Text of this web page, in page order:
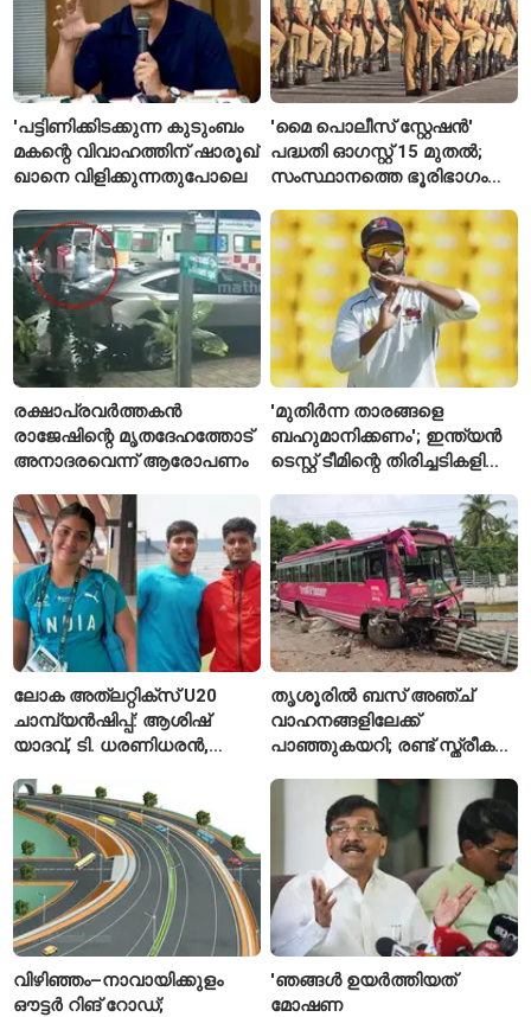
'പട്ടിണിക്കിടക്കുന്ന കുടുംബം
മകന്റെ വിവാഹത്തിന് ഷാരൂഖ്
ഖാനെ വിളിക്കുന്നതുപോലെ
'മൈ പൊലീസ് സ്റ്റേഷൻ'
പദ്ധതി ഓഗസ്റ്റ് 15 മുതൽ;
സംസ്ഥാനത്തെ ഭൂരിഭാഗം
എസ്‌ഐമാർക്ക്
രക്ഷാപ്രവർത്തകൻ
രാജേഷിന്റെ മൃതദേഹത്തോട്
അനാദരവെന്ന് ആരോപണം
'മുതിർന്ന താരങ്ങളെ
ബഹുമാനിക്കണം'; ഇന്ത്യൻ
ടെസ്റ്റ് ടീമിന്റെ തിരിച്ചടികളിൽ
രഹാനെ
ലോക അത്‌ലറ്റിക്സ് U20
ചാമ്പ്യൻഷിപ്പ്: ആശിഷ്
യാദവ്, ടി. ധരണിധരൻ,
ഫൈനലിൽ
തൃശൂരിൽ ബസ് അഞ്ച്
വാഹനങ്ങളിലേക്ക്
പാഞ്ഞുകയറി; രണ്ട് സ്ത്രീകൾ
വിഴിഞ്ഞം–നാവായിക്കുളം
ഔട്ടർ റിങ് റോഡ്;
'ഞങ്ങൾ ഉയർത്തിയത്
മോഷണ